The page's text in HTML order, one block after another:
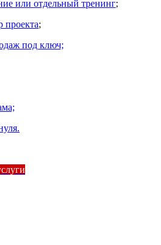
или отдельный тренинг;
проекта;
под ключ;